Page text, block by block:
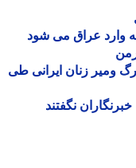
عراق می شود
زنان ایرانی طی
نگفتند